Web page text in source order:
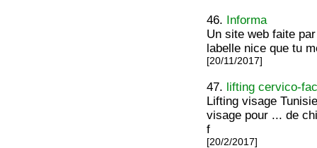
46. Informa
Un site web faite
labelle nice que tu
[20/11/2017]
47. lifting cervico-
Lifting visage
visage pour ... de
f
[20/2/2017]